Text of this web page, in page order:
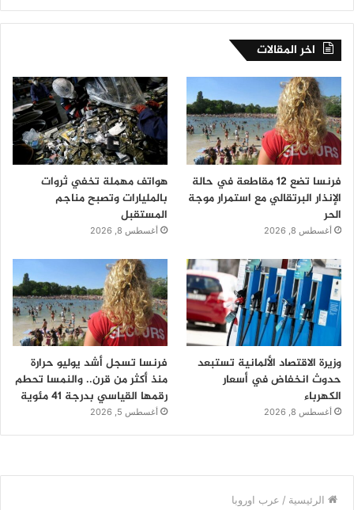
اخر المقالات
فرنسا تضع 12 مقاطعة في حالة
الإنذار البرتقالي مع استمرار موجة
الحر
أغسطس 8, 2026
هواتف مهملة تخفي ثروات
بالمليارات وتصبح مناجم
المستقبل
أغسطس 8, 2026
وزيرة الاقتصاد الألمانية تستبعد
حدوث انخفاض في أسعار
الكهرباء
أغسطس 8, 2026
فرنسا تسجل أشد يوليو حرارة
منذ أكثر من قرن.. والنمسا تحطم
رقمها القياسي بدرجة 41 مئوية
أغسطس 5, 2026